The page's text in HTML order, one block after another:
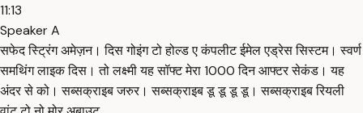
11:13
Speaker A
सफेद स्ट्रिंग अमेज़न। दिस गोइंग टो होल्ड ए कंपलीट ईमेल एड्रेस सिस्टम। स्वर्ण
समथिंग लाइक दिस। तो लक्ष्मी यह सॉफ्ट मेरा 1000 दिन आफ्टर सेकंड। यह
अंदर से को। सब्सक्राइब जरुर। सब्सक्राइब डू डू डू डू। सब्सक्राइब रियली